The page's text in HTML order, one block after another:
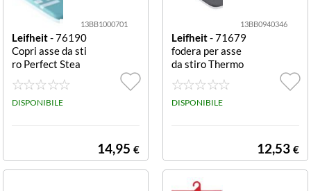
13BB1000701
Leifheit- 76190
Copri asse da sti
ro Perfect Stea
m L Universal 1
400x450 mm az
zurro Perfect St
DISPONIBILE
14,95 €
13BB0940346
Leifheit- 71679
fodera per asse
da stiro Thermo
Reflect S/M ner
o 125 x 40 cm T
hermo Reflect
DISPONIBILE
12,53 €